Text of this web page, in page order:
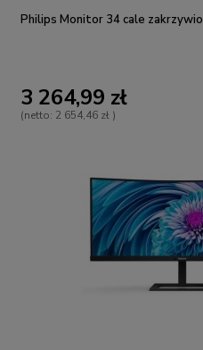
Philips Monitor 34 cale
3 264,99 zł
(netto: 2 654,46 zł )